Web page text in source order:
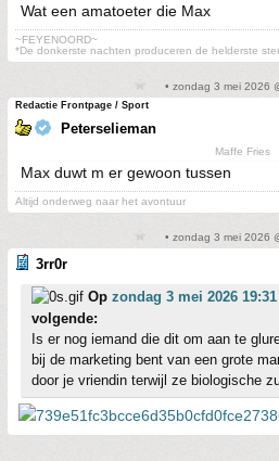
Wat een amatoeter die Max
~FEYENOORD~
*De donkerste nachten produceren de helderste
• zondag 3 mei 2026
Redactie Frontpage / Sport
Peterselieman
Maffe Fries
Max duwt m er gewoon tussen
Altijd onderweg naar het avontuur
• zondag 3 mei 2026
3rr0r
Op zondag 3 mei 2026 19:31
volgende:
Is er nog iemand die dit om aan te
bij de marketing bent van een grote
door je vriendin terwijl ze biologische